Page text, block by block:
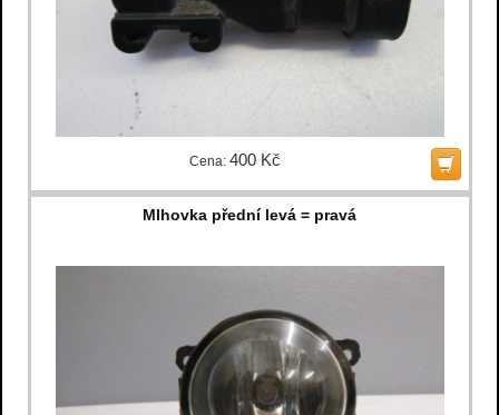
Cena: 400 Kč
Mlhovka přední levá = pravá